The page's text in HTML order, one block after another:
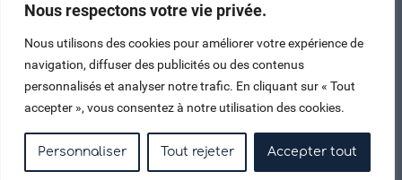
Nous respectons votre vie privée.
Nous utilisons des cookies pour améliorer votre expérience de
navigation, diffuser des publicités ou des contenus
personnalisés et analyser notre trafic. En cliquant sur « Tout
accepter », vous consentez à notre utilisation des cookies.
Personnaliser Tout rejeter Accepter tout
Horaires
Durant les congés d’été :
de 9h à 12h et de 14h à 17h
Jeudi : de 9h à 12h et de 15h à 17h